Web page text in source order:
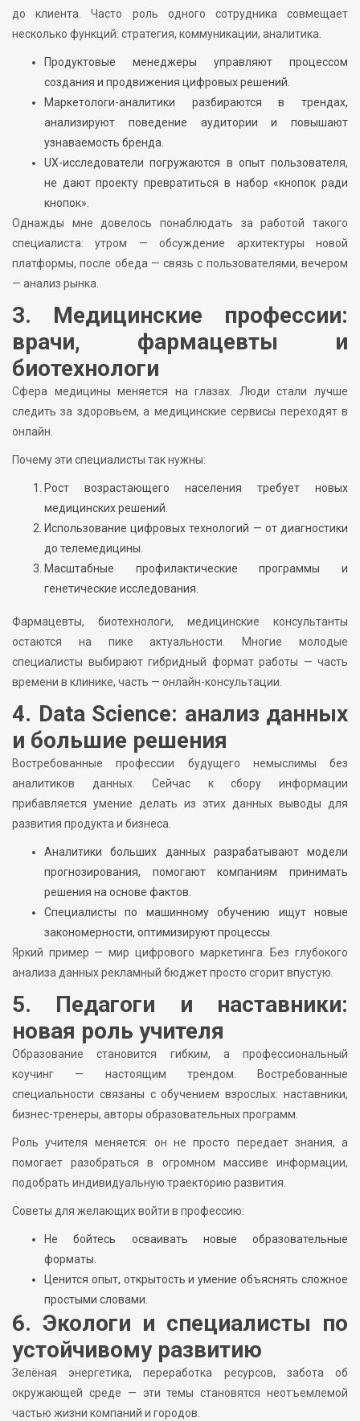
до клиента. Часто роль одного сотрудника совмещает
несколько функций: стратегия, коммуникации, аналитика.
Продуктовые менеджеры управляют процессом
создания и продвижения цифровых решений.
Маркетологи-аналитики разбираются в трендах,
анализируют поведение аудитории и повышают
узнаваемость бренда.
UX-исследователи погружаются в опыт пользователя,
не дают проекту превратиться в набор «кнопок ради
кнопок».
Однажды мне довелось понаблюдать за работой такого
специалиста: утром — обсуждение архитектуры новой
платформы, после обеда — связь с пользователями, вечером
— анализ рынка.
3. Медицинские профессии:
врачи, фармацевты и
биотехнологи
Сфера медицины меняется на глазах. Люди стали лучше
следить за здоровьем, а медицинские сервисы переходят в
онлайн.
Почему эти специалисты так нужны:
Рост возрастающего населения требует новых
медицинских решений.
Использование цифровых технологий — от диагностики
до телемедицины.
Масштабные профилактические программы и
генетические исследования.
Фармацевты, биотехнологи, медицинские консультанты
остаются на пике актуальности. Многие молодые
специалисты выбирают гибридный формат работы — часть
времени в клинике, часть — онлайн-консультации.
4. Data Science: анализ данных
и большие решения
Востребованные профессии будущего немыслимы без
аналитиков данных. Сейчас к сбору информации
прибавляется умение делать из этих данных выводы для
развития продукта и бизнеса.
Аналитики больших данных разрабатывают модели
прогнозирования, помогают компаниям принимать
решения на основе фактов.
Специалисты по машинному обучению ищут новые
закономерности, оптимизируют процессы.
Яркий пример — мир цифрового маркетинга. Без глубокого
анализа данных рекламный бюджет просто сгорит впустую.
5. Педагоги и наставники:
новая роль учителя
Образование становится гибким, а профессиональный
коучинг — настоящим трендом. Востребованные
специальности связаны с обучением взрослых: наставники,
бизнес-тренеры, авторы образовательных программ.
Роль учителя меняется: он не просто передаёт знания, а
помогает разобраться в огромном массиве информации,
подобрать индивидуальную траекторию развития.
Советы для желающих войти в профессию:
Не бойтесь осваивать новые образовательные
форматы.
Ценится опыт, открытость и умение объяснять сложное
простыми словами.
6. Экологи и специалисты по
устойчивому развитию
Зелёная энергетика, переработка ресурсов, забота об
окружающей среде — эти темы становятся неотъемлемой
частью жизни компаний и городов.